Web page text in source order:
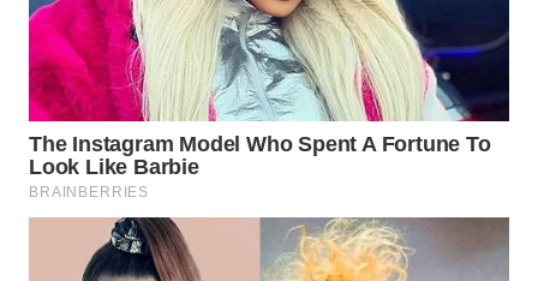
TAPANULI
TENGAH
WN DELI
SERDANG
WN
TEBING
TINGGI